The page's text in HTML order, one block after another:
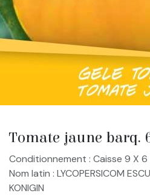
Tomate jaune barq.
Conditionnement : Caisse 9 X
Nom latin : LYCOPERSICOM
KONIGIN